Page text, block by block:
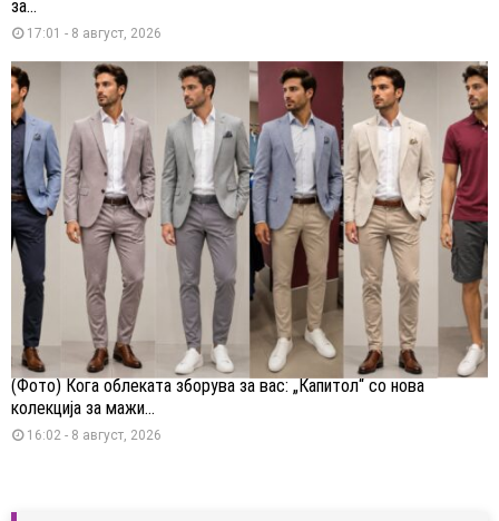
за...
17:01 - 8 август, 2026
(Фото) Кога облеката зборува за вас: „Капитол“ со нова
колекција за мажи...
16:02 - 8 август, 2026